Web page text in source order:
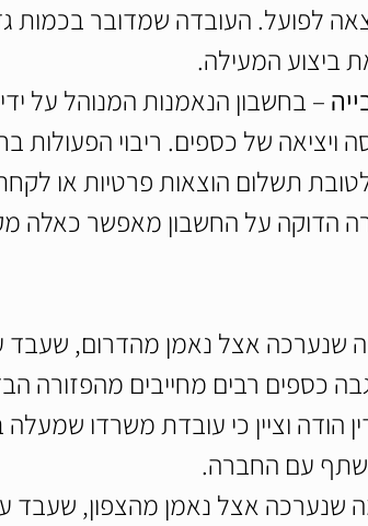
לפועל. העובדה שמדובר בכמות
ביצוע המעילה.
– בחשבון הנאמנות המנוהל על
ויציאה של כספים. ריבוי הפעולות
תשלום הוצאות פרטיות או
הדוקה על החשבון מאפשר כאלה
שנערכה אצל נאמן מהדרום,
כספים רבים מחייבים מהפזורה
הודה וציין כי עובדת משרדו
עם החברה.
שנערכה אצל נאמן מהצפון,